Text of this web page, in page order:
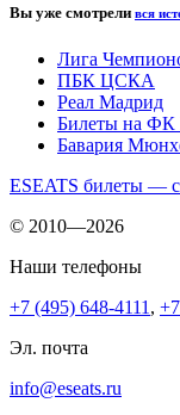
Вы уже смотрели вся
Лига
ПБК ЦСКА
Реал Мадрид
Билеты на ФК
Бавария
ESEATS билеты —
© 2010—2026
Наши телефоны
+7 (495) 648-4111 ,
Эл. почта
info@eseats.ru